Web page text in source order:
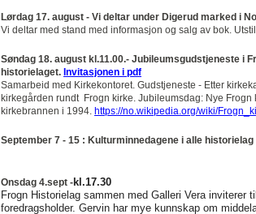
Lørdag 17. august - Vi deltar under Digerud marked i
Vi deltar med stand med informasjon og salg av bok.
Søndag 18. august kl.11.00.- Jubileumsgudstjeneste i
historielaget. Invitasjonen i pdf
Samarbeid med Kirkekontoret. Gudstjeneste - Etter
kirkegården rundt Frogn kirke. Jubileumsdag: Nye
kirkebrannen i 1994. https://no.wikipedia.org/wiki/
September 7 - 15 : Kulturminnedagene i alle
Onsdag 4.sept -kl.17.30
Frogn Historielag sammen med Galleri Vera
foredragsholder. Gervin har mye kunnskap om